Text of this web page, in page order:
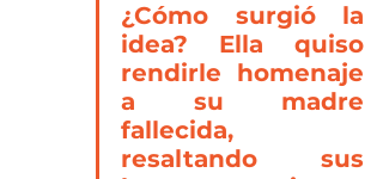
¿Cómo surgió la
idea? Ella quiso
rendirle homenaje
a su madre
fallecida,
resaltando sus